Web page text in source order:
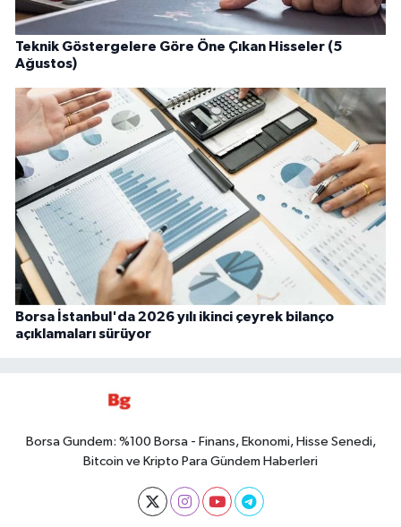
Teknik Göstergelere Göre Öne Çıkan Hisseler (5
Ağustos)
Borsa İstanbul'da 2026 yılı ikinci çeyrek bilanço
açıklamaları sürüyor
Borsa Gundem: %100 Borsa - Finans, Ekonomi, Hisse Senedi,
Bitcoin ve Kripto Para Gündem Haberleri